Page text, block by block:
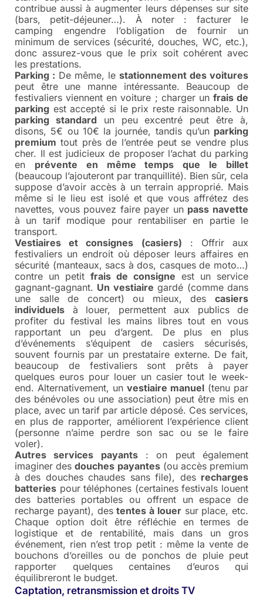
contribue aussi à augmenter leurs dépenses sur site
(bars, petit-déjeuner…). À noter : facturer le
camping engendre l’obligation de fournir un
minimum de services (sécurité, douches, WC, etc.),
donc assurez-vous que le prix soit cohérent avec
les prestations.
Parking : De même, le stationnement des voitures
peut être une manne intéressante. Beaucoup de
festivaliers viennent en voiture ; charger un frais de
parking est accepté si le prix reste raisonnable. Un
parking standard un peu excentré peut être à,
disons, 5€ ou 10€ la journée, tandis qu’un parking
premium tout près de l’entrée peut se vendre plus
cher. Il est judicieux de proposer l’achat du parking
en prévente en même temps que le billet
(beaucoup l’ajouteront par tranquillité). Bien sûr, cela
suppose d’avoir accès à un terrain approprié. Mais
même si le lieu est isolé et que vous affrétez des
navettes, vous pouvez faire payer un pass navette
à un tarif modique pour rentabiliser en partie le
transport.
Vestiaires et consignes (casiers) : Offrir aux
festivaliers un endroit où déposer leurs affaires en
sécurité (manteaux, sacs à dos, casques de moto…)
contre un petit frais de consigne est un service
gagnant-gagnant. Un vestiaire gardé (comme dans
une salle de concert) ou mieux, des casiers
individuels à louer, permettent aux publics de
profiter du festival les mains libres tout en vous
rapportant un peu d’argent. De plus en plus
d’événements s’équipent de casiers sécurisés,
souvent fournis par un prestataire externe. De fait,
beaucoup de festivaliers sont prêts à payer
quelques euros pour louer un casier tout le week-
end. Alternativement, un vestiaire manuel (tenu par
des bénévoles ou une association) peut être mis en
place, avec un tarif par article déposé. Ces services,
en plus de rapporter, améliorent l’expérience client
(personne n’aime perdre son sac ou se le faire
voler).
Autres services payants: on peut également
imaginer desdouches payantes(ou accès premium
à des douches chaudes sans file), des recharges
batteries pour téléphones (certaines festivals louent
des batteries portables ou offrent un espace de
recharge payant), destentes à louersur place, etc.
Chaque option doit être réfléchie en termes de
logistique et de rentabilité, mais dans un gros
événement, rien n’est trop petit : même la vente de
bouchons d’oreilles ou de ponchos de pluie peut
rapporter quelques centaines d’euros qui
équilibreront le budget.
Captation, retransmission et droits TV